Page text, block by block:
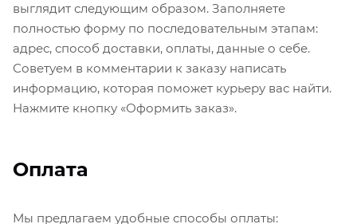
выглядит следующим образом. Заполняете
полностью форму по последовательным этапам:
адрес, способ доставки, оплаты, данные о себе.
Советуем в комментарии к заказу написать
информацию, которая поможет курьеру вас найти.
Нажмите кнопку «Оформить заказ».
Оплата
Мы предлагаем удобные способы оплаты: